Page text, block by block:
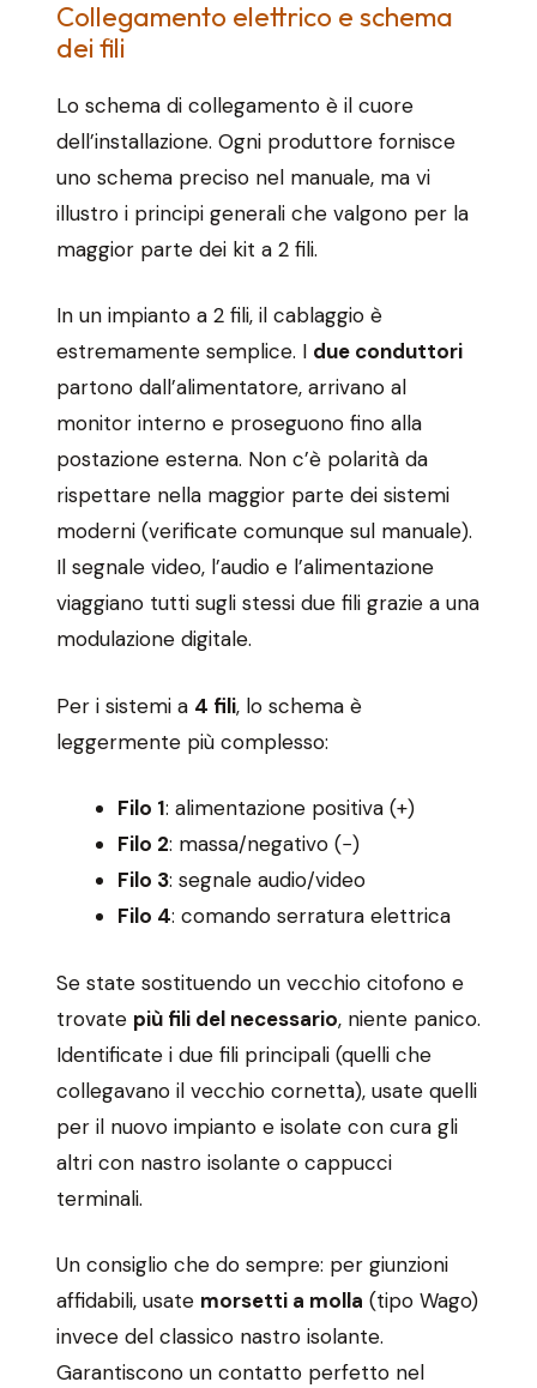
Collegamento elettrico e schema
dei fili
Lo schema di collegamento è il cuore
dell’installazione. Ogni produttore fornisce
uno schema preciso nel manuale, ma vi
illustro i principi generali che valgono per la
maggior parte dei kit a 2 fili.
In un impianto a 2 fili, il cablaggio è
estremamente semplice. I due conduttori
partono dall’alimentatore, arrivano al
monitor interno e proseguono fino alla
postazione esterna. Non c’è polarità da
rispettare nella maggior parte dei sistemi
moderni (verificate comunque sul manuale).
Il segnale video, l’audio e l’alimentazione
viaggiano tutti sugli stessi due fili grazie a una
modulazione digitale.
Per i sistemi a 4 fili, lo schema è
leggermente più complesso:
Filo 1: alimentazione positiva (+)
Filo 2: massa/negativo (−)
Filo 3: segnale audio/video
Filo 4: comando serratura elettrica
Se state sostituendo un vecchio citofono e
trovate più fili del necessario, niente panico.
Identificate i due fili principali (quelli che
collegavano il vecchio cornetta), usate quelli
per il nuovo impianto e isolate con cura gli
altri con nastro isolante o cappucci
terminali.
Un consiglio che do sempre: per giunzioni
affidabili, usate morsetti a molla (tipo Wago)
invece del classico nastro isolante.
Garantiscono un contatto perfetto nel